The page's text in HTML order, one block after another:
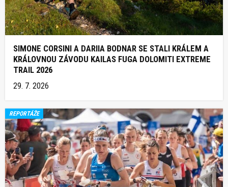
SIMONE CORSINI A DARIIA BODNAR SE STALI KRÁLEM A
KRÁLOVNOU ZÁVODU KAILAS FUGA DOLOMITI EXTREME
TRAIL 2026
29. 7. 2026
REPORTÁŽE